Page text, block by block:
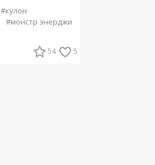
#кулон
#монстр энерджи
54 5